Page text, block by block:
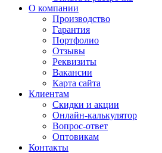
О компании
Производство
Гарантия
Портфолио
Отзывы
Реквизиты
Вакансии
Карта сайта
Клиентам
Скидки и акции
Онлайн-калькулятор
Вопрос-ответ
Оптовикам
Контакты